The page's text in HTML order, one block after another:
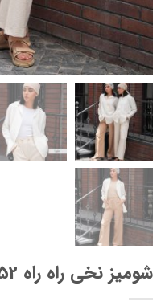
شومیز نخی راه راه A41052